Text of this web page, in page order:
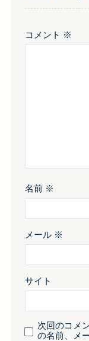
コメント ※
名前 ※
メール ※
サイト
次回のコメ
の名前、メ